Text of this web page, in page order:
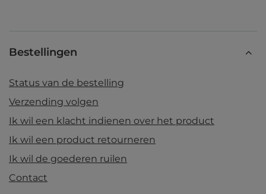
Bestellingen
Status van de bestelling
Verzending volgen
Ik wil een klacht indienen over het product
Ik wil een product retourneren
Ik wil de goederen ruilen
Contact